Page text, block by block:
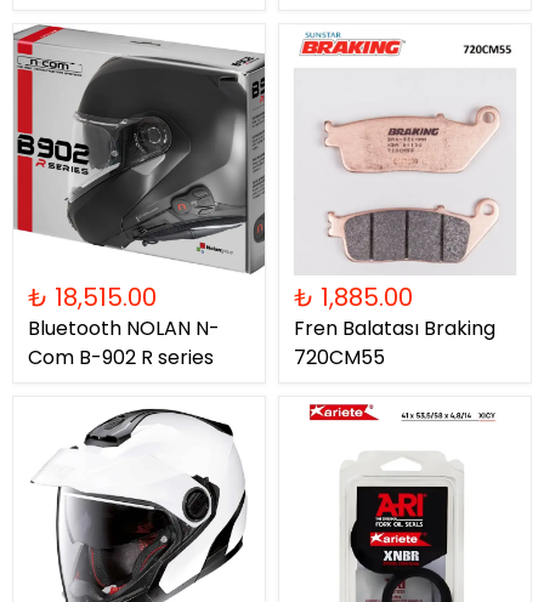
₺ 18,515.00
Bluetooth NOLAN N-
Com B-902 R series
₺ 1,885.00
Fren Balatası Braking
720CM55